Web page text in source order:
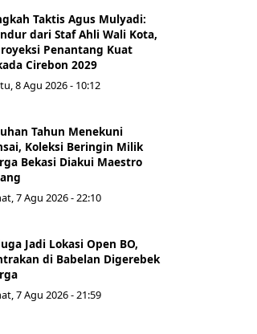
Taktis Agus Mulyadi:
dari Staf Ahli Wali Kota,
Penantang Kuat
Cirebon 2029
8 Agu 2026 - 10:12
Tahun Menekuni
Koleksi Beringin Milik
Bekasi Diakui Maestro
7 Agu 2026 - 22:10
Jadi Lokasi Open BO,
di Babelan Digerebek
7 Agu 2026 - 21:59